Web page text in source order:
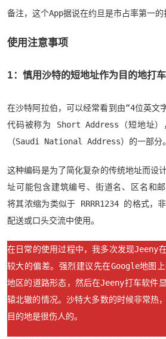
备注，这个App据说在约旦是市占率第一的
使用注意事项
1：慎用沙特的短地址作为目的地打车
在沙特阿拉伯，可以经常看到由“4位英
代码被称为 Short Address（短地址）
（Saudi National Address）的一部分。
这种编码是为了简化复杂的传统地址而设
址可能包含建筑编号、街道名、区名
将其浓缩为类似于 RRRR1234 的格式，
配送或口头交流中使用。
在日常的使用过程中，我多次发现Jeeny
较大的偏差。强烈建议先在Google地图
地区的道路形态，然后在Jeeny打车软件
辕北辙的情况。沙特大多数的时候非常热
目的地是很伤人的。